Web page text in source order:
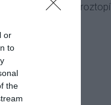
or
to
the
zo zvárania neroztopí.